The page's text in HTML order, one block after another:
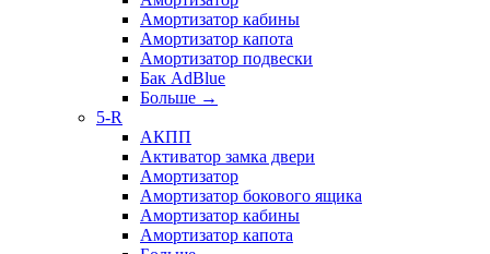
Амортизатор кабины
Амортизатор капота
Амортизатор подвески
Бак AdBlue
Больше →
5-R
АКПП
Активатор замка двери
Амортизатор
Амортизатор бокового ящика
Амортизатор кабины
Амортизатор капота